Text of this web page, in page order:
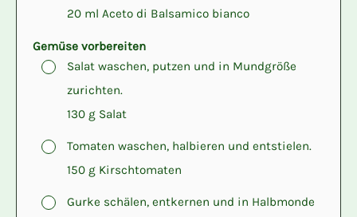
20 ml Aceto di Balsamico bianco
Gemüse vorbereiten
▢
Salat waschen, putzen und in Mundgröße
zurichten.
130 g Salat
▢
Tomaten waschen, halbieren und entstielen.
150 g Kirschtomaten
▢
Gurke schälen, entkernen und in Halbmonde